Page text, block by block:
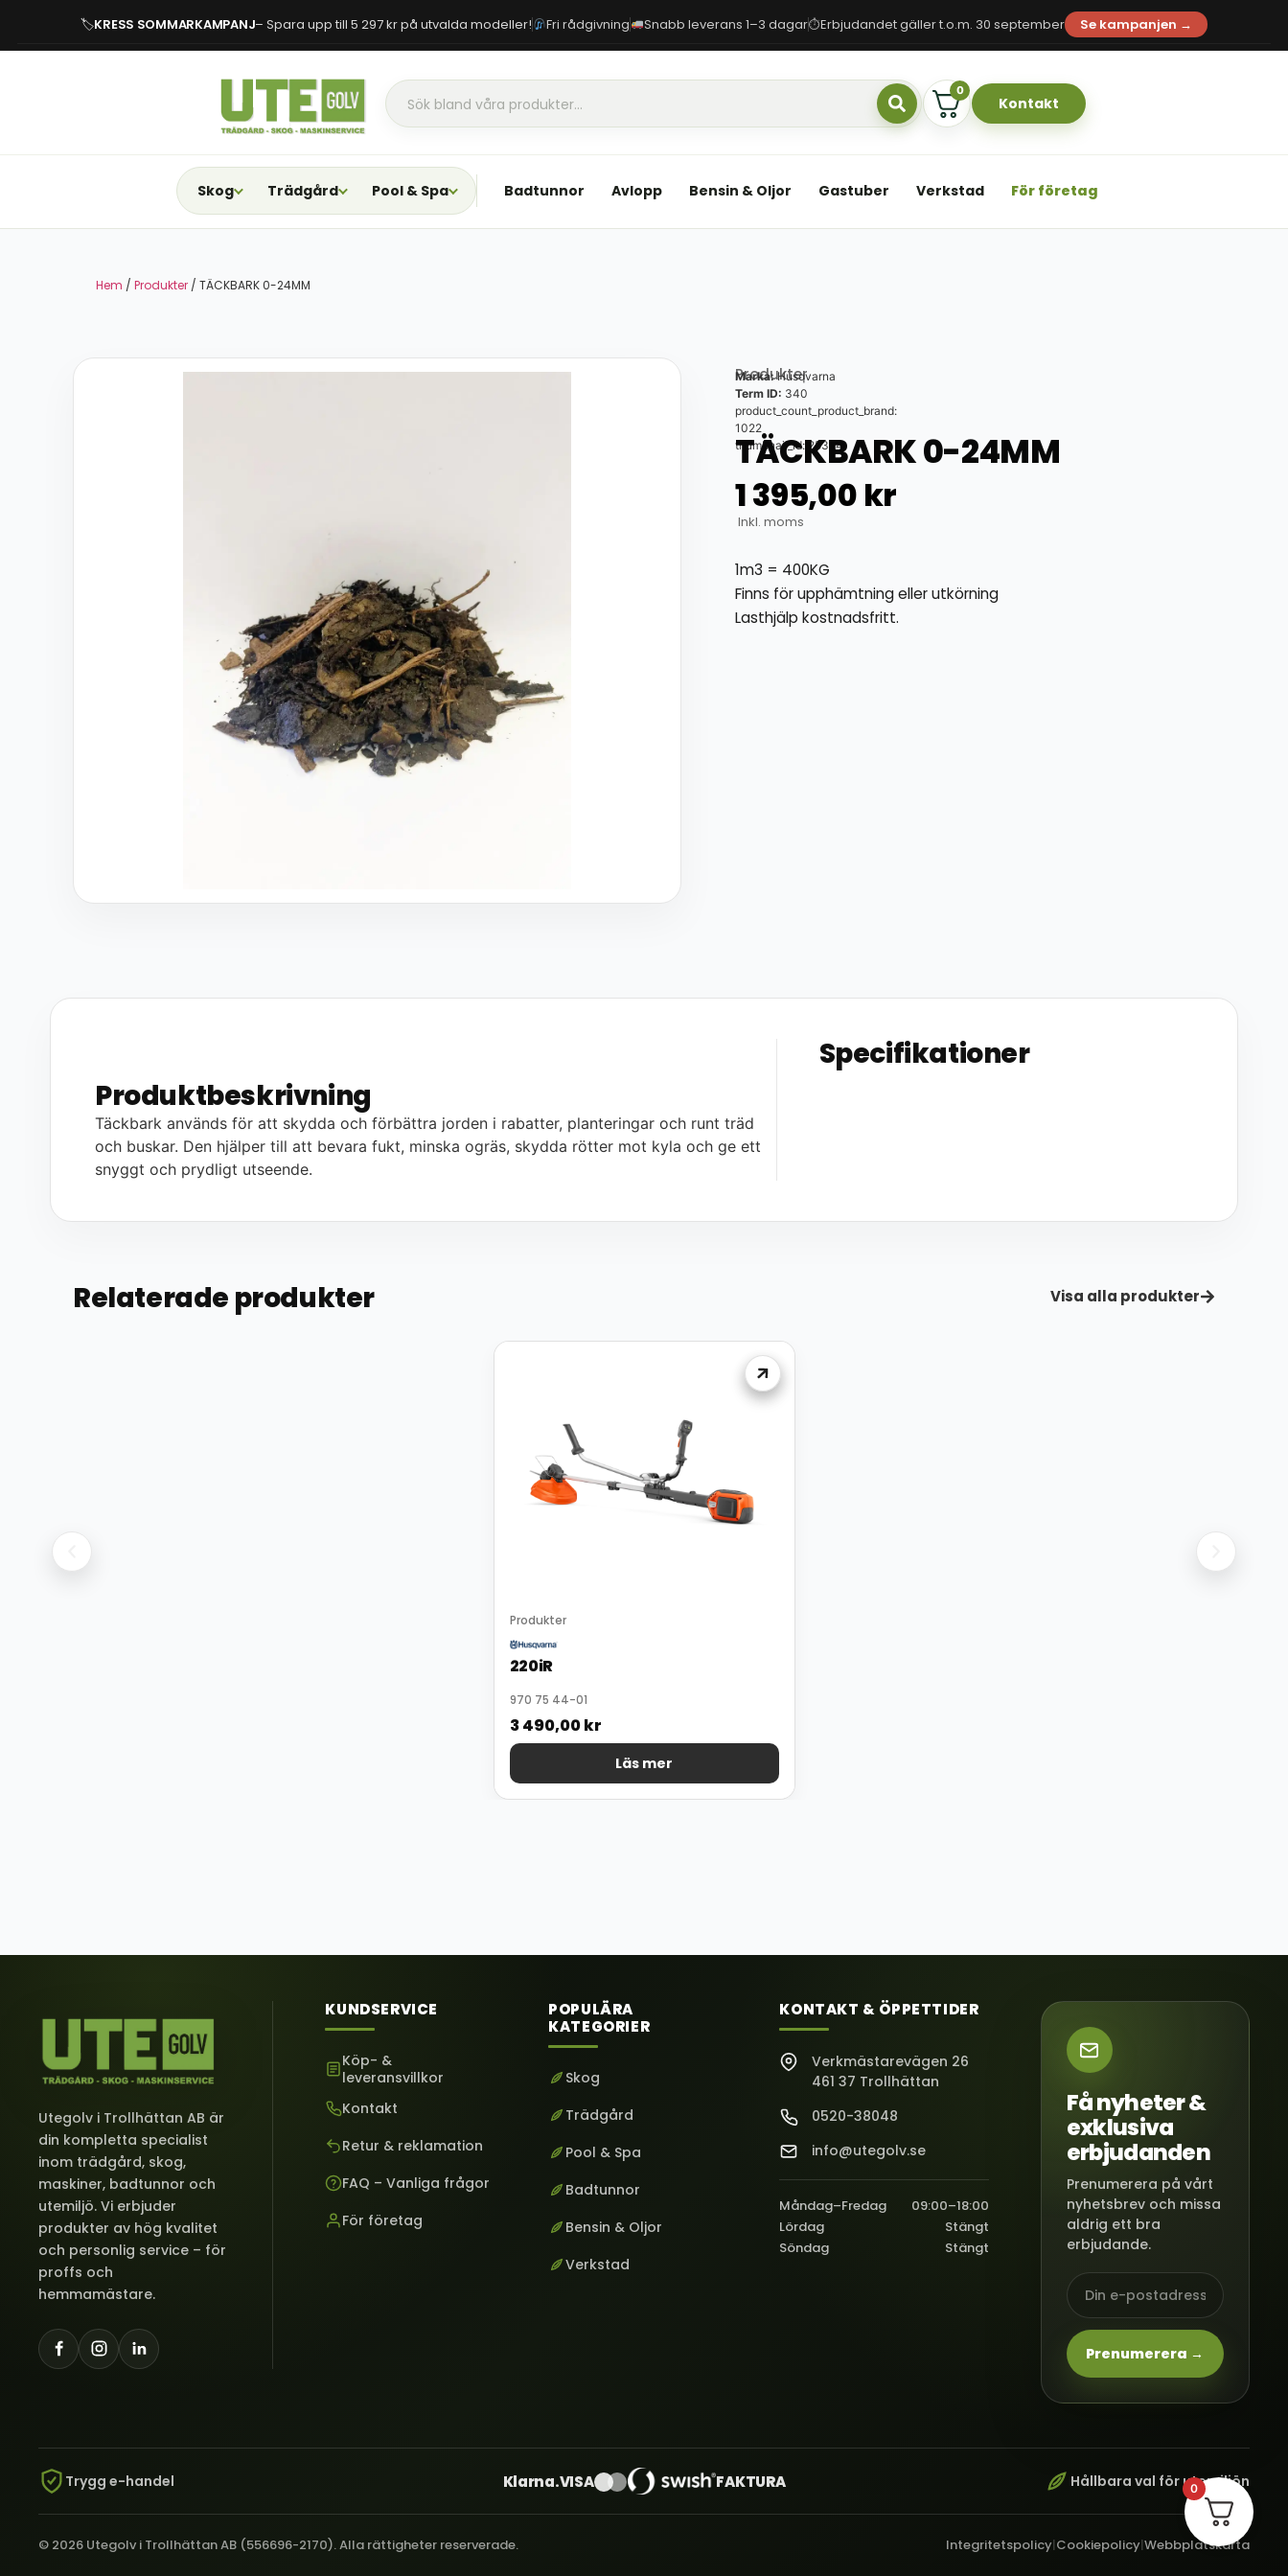
🏷KRESS SOMMARKAMPANJ– Spara upp till 5 297 kr på utvalda modeller! Fri rådgivning Snabb leverans 1–3 dagar⏱Erbjudandet gäller t.o.m. 30 september Se kampanjen →
0
Kontakt
Skog Trädgård Pool & Spa Badtunnor Avlopp Bensin & Oljor Gastuber Verkstad För företag
Hem / Produkter / TÄCKBARK 0-24MM
Produkter
Marka:Husqvarna
Term ID: 340
product_count_product_brand:
1022
thumbnail_id: 25324
TÄCKBARK 0-24MM
1 395,00 kr
Inkl. moms
1m3 = 400KG
Finns för upphämtning eller utkörning
Lasthjälp kostnadsfritt.
Produktbeskrivning
Täckbark används för att skydda och förbättra jorden i rabatter, planteringar och runt träd
och buskar. Den hjälper till att bevara fukt, minska ogräs, skydda rötter mot kyla och ge ett
snyggt och prydligt utseende.
Specifikationer
Relaterade produkter Visa alla produkter
Produkter
220iR
970 75 44-01
3 490,00kr
Läs mer
Utegolv i Trollhättan AB är
din kompletta specialist
inom trädgård, skog,
maskiner, badtunnor och
utemiljö. Vi erbjuder
produkter av hög kvalitet
och personlig service – för
proffs och
hemmamästare.
KUNDSERVICE
Köp- &
leveransvillkor
Kontakt
Retur & reklamation
FAQ – Vanliga frågor
För företag
POPULÄRA
KATEGORIER
Skog
Trädgård
Pool & Spa
Badtunnor
Bensin & Oljor
Verkstad
KONTAKT & ÖPPETTIDER
Verkmästarevägen 26
461 37 Trollhättan
0520-38048
info@utegolv.se
Måndag–Fredag
09:00–18:00
Lördag
Stängt
Söndag
Stängt
Få nyheter &
exklusiva
erbjudanden
Prenumerera på vårt
nyhetsbrev och missa
aldrig ett bra
erbjudande.
Prenumerera →
Trygg e-handel Klarna.VISA FAKTURA Hållbara val för utemiljön
© 2026 Utegolv i Trollhättan AB (556696-2170). Alla rättigheter reserverade. Integritetspolicy|Cookiepolicy|Webbplatskarta
0